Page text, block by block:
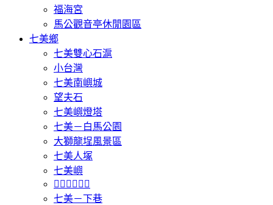
福海宮
馬公觀音亭休閒園區
七美鄉
七美雙心石滬
小台灣
七美南嶼城
望夫石
七美嶼燈塔
七美－白馬公園
大獅龍埕風景區
七美人塚
七美嶼
𩵺鯉灣遊憩區
七美－下巷